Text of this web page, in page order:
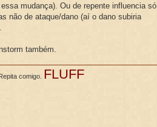
mudança). Ou de repente influencia só
não de ataque/dano (aí o dano subiria
também.
comigo. FLUFF